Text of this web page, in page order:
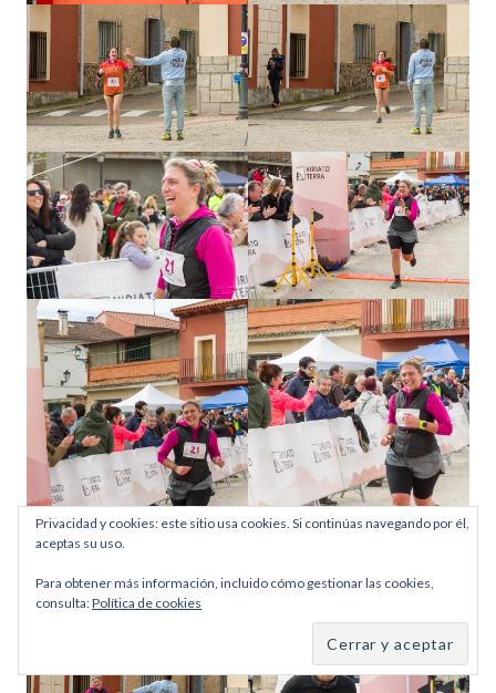
Privacidad y cookies: este sitio usa cookies. Si continúas navegando por él,
aceptas su uso.
Para obtener más información, incluido cómo gestionar las cookies,
consulta:Política de cookies